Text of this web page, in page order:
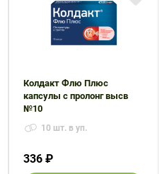
Колдакт Флю Плюс
капсулы с пролонг высв
№10
10 шт. в уп.
336 ₽